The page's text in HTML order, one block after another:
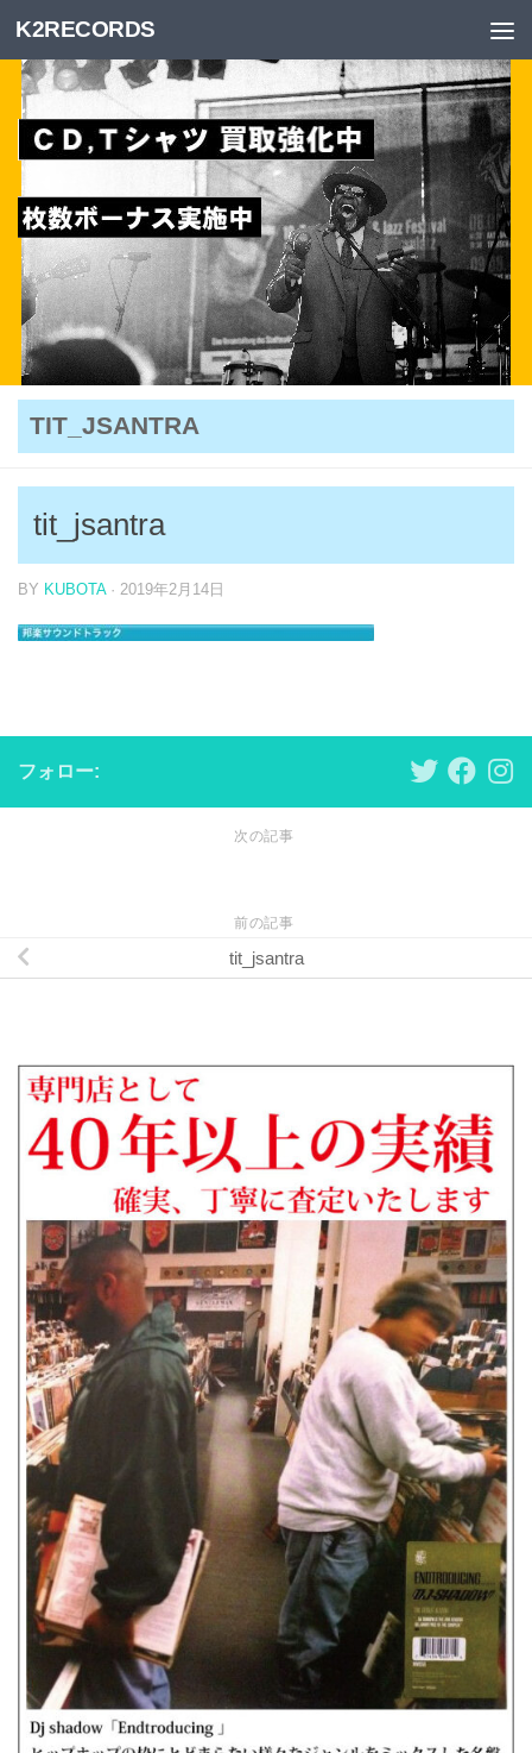
Skip to content
K2RECORDS
TIT_JSANTRA
tit_jsantra
BY KUBOTA · 2019年2月14日
フォロー:
次の記事
前の記事
tit_jsantra